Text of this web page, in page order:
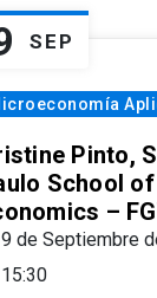
SEP
Pinto,
School of
–
9 de Septiembre
15:30